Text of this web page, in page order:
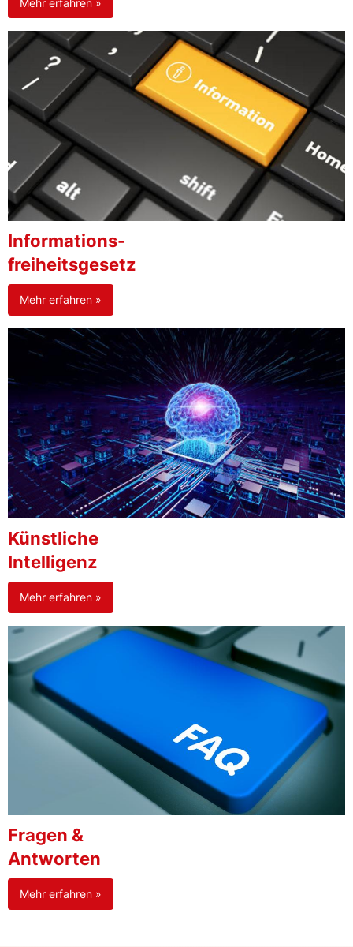
Informations-
freiheitsgesetz
Mehr erfahren »
Künstliche
Intelligenz
Mehr erfahren »
Fragen &
Antworten
Mehr erfahren »